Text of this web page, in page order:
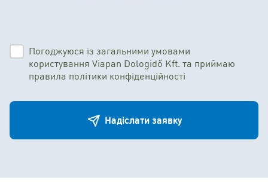
Погоджуюся із загальними умовами
користування Viapan Dologidő Kft. та приймаю
правила політики конфіденційності
Надіслати заявку